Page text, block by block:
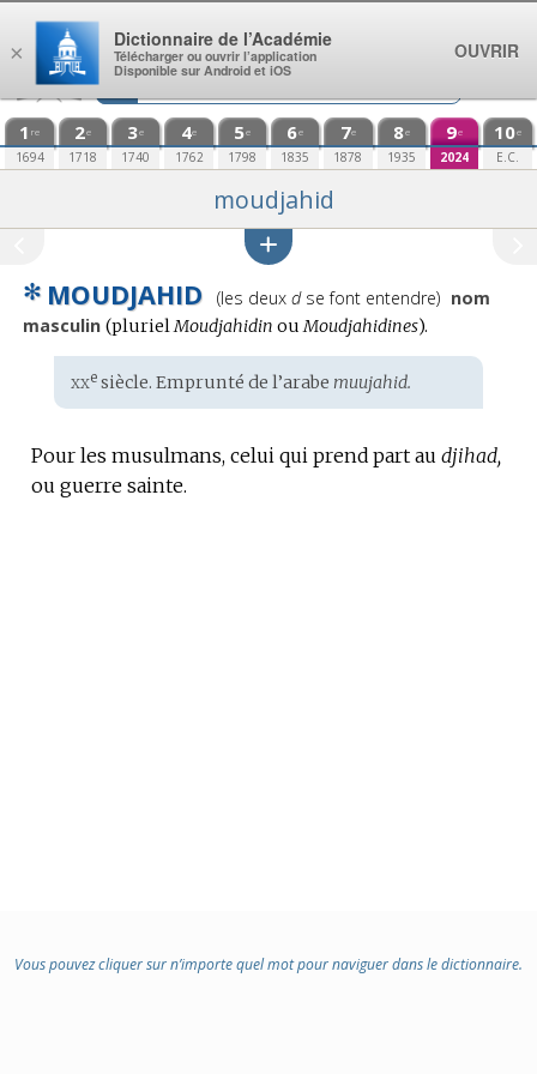
Aller au contenu
1 re
1694
2e
1718
3e
1740
4e
1762
5e
1798
6e
1835
7e
1878
8e
1935
9e
2024
10e
E.C.
moudjahid
✻ MOUDJAHID
Prononciation
:
(les deux dse font entendre) nom
masculin (plurielMoudjahidin ouMoudjahidines).
Étymologie
:
xxesiècle. Emprunté de l’arabe muujahid.
Pour les musulmans, celui qui prend part au djihad,
ou guerre sainte.
Vous pouvez cliquer sur n’importe quel mot pour naviguer dans le dictionnaire.
×
Dictionnaire de l’Académie
Télécharger ou ouvrir l’application
Disponible sur Android et iOS
OUVRIR